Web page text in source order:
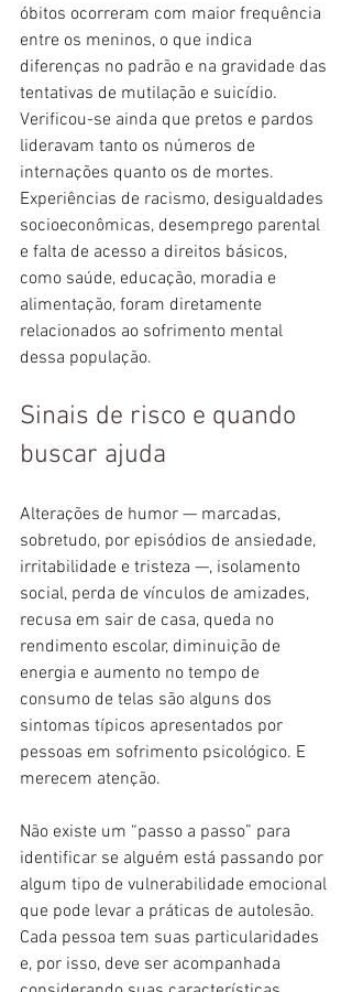
óbitos ocorreram com maior frequência
entre os meninos, o que indica
diferenças no padrão e na gravidade das
tentativas de mutilação e suicídio.
Verificou-se ainda que pretos e pardos
lideravam tanto os números de
internações quanto os de mortes.
Experiências de racismo, desigualdades
socioeconômicas, desemprego parental
e falta de acesso a direitos básicos,
como saúde, educação, moradia e
alimentação, foram diretamente
relacionados ao sofrimento mental
dessa população.
Sinais de risco e quando
buscar ajuda
Alterações de humor — marcadas,
sobretudo, por episódios de ansiedade,
irritabilidade e tristeza —, isolamento
social, perda de vínculos de amizades,
recusa em sair de casa, queda no
rendimento escolar, diminuição de
energia e aumento no tempo de
consumo de telas são alguns dos
sintomas típicos apresentados por
pessoas em sofrimento psicológico. E
merecem atenção.
Não existe um “passo a passo” para
identificar se alguém está passando por
algum tipo de vulnerabilidade emocional
que pode levar a práticas de autolesão.
Cada pessoa tem suas particularidades
e, por isso, deve ser acompanhada